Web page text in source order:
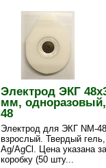
Электрод ЭКГ
мм,
48
Электрод для ЭКГ NM-
взрослый. Твердый
Ag/AgCl. Цена указана за
коробку (50 шту...